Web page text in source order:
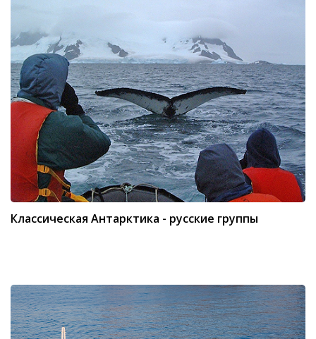
Классическая Антарктика - русские группы